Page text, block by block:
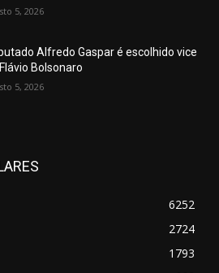
5, 2026
Alfredo Gaspar é escolhido vice
Bolsonaro
5, 2026
6252
2724
1793